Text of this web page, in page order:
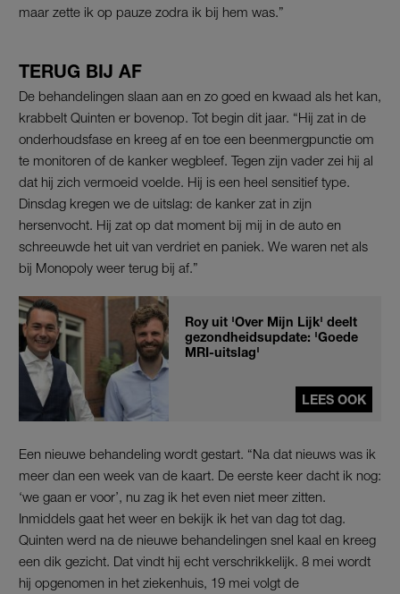
maar zette ik op pauze zodra ik bij hem was.”
TERUG BIJ AF
De behandelingen slaan aan en zo goed en kwaad als het kan,
krabbelt Quinten er bovenop. Tot begin dit jaar. “Hij zat in de
onderhoudsfase en kreeg af en toe een beenmergpunctie om
te monitoren of de kanker wegbleef. Tegen zijn vader zei hij al
dat hij zich vermoeid voelde. Hij is een heel sensitief type.
Dinsdag kregen we de uitslag: de kanker zat in zijn
hersenvocht. Hij zat op dat moment bij mij in de auto en
schreeuwde het uit van verdriet en paniek. We waren net als
bij Monopoly weer terug bij af.”
Roy uit 'Over Mijn Lijk' deelt
gezondheidsupdate: 'Goede
MRI-uitslag'
LEES OOK
Een nieuwe behandeling wordt gestart. “Na dat nieuws was ik
meer dan een week van de kaart. De eerste keer dacht ik nog:
‘we gaan er voor’, nu zag ik het even niet meer zitten.
Inmiddels gaat het weer en bekijk ik het van dag tot dag.
Quinten werd na de nieuwe behandelingen snel kaal en kreeg
een dik gezicht. Dat vindt hij echt verschrikkelijk. 8 mei wordt
hij opgenomen in het ziekenhuis, 19 mei volgt de